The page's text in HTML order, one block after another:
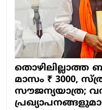
തൊഴിലില്ലാത്ത
മാസം ₹ 3000,
സൗജന്യയാത്ര;